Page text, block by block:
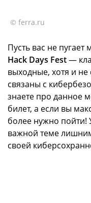
© ferra.ru
Пусть вас не
Hack Days Fest—
выходные, хотя и
связаны с
знаете про данное
билет, а если вы
более нужно пойти!
важной теме
своей